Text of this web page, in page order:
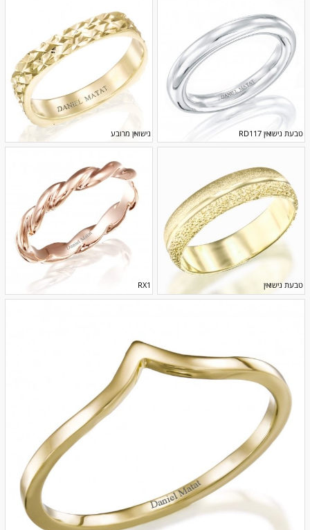
נישואין מרובע טבעת נישואין RD117
RX1 טבעת נישואין